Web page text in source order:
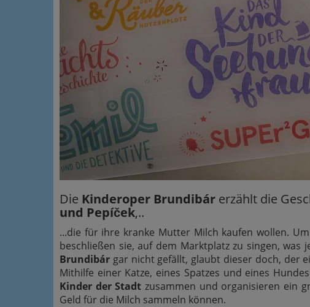
Die Kinderoper Brundibár erzählt die
und Pepíček,..
...die für ihre kranke Mutter Milch kaufen wollen.
beschließen sie, auf dem Marktplatz zu singen, was
Brundibár gar nicht gefällt, glaubt dieser doch, der
Mithilfe einer Katze, eines Spatzes und eines
Kinder der Stadt zusammen und organisieren ein
Geld für die Milch sammeln können.